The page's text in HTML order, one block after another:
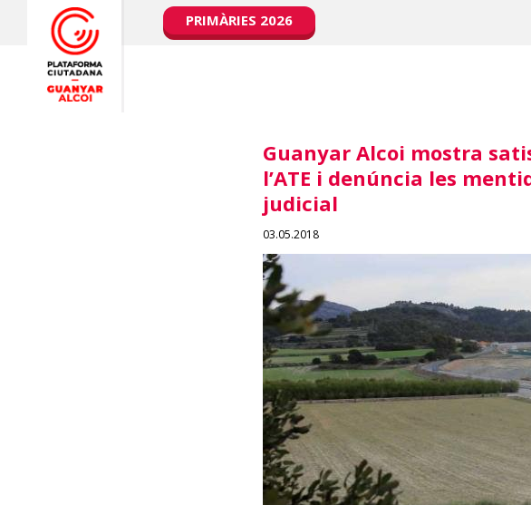
PRIMÀRIES 2026
Guanyar Alcoi mostra
l’ATE i denúncia les
judicial
03.05.2018